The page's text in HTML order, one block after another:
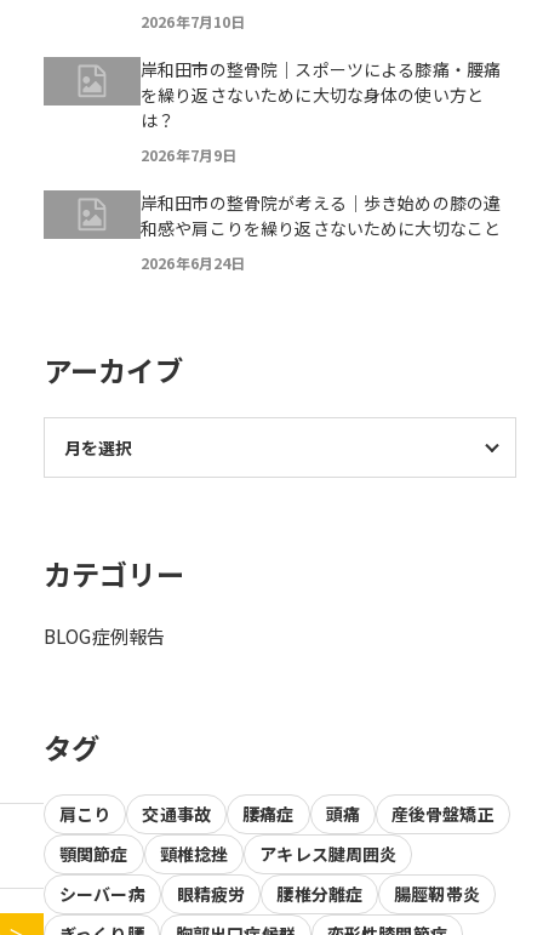
2026年7月10日
岸和田市の整骨院｜スポーツによる膝痛・腰痛
を繰り返さないために大切な身体の使い方と
は？
2026年7月9日
岸和田市の整骨院が考える｜歩き始めの膝の違
和感や肩こりを繰り返さないために大切なこと
2026年6月24日
アーカイブ
カテゴリー
BLOG症例報告
タグ
肩こり 交通事故 腰痛症 頭痛
産後骨盤矯正
顎関節症
頸椎捻挫
アキレス腱周囲炎
シーバー病
眼精疲労 腰椎分離症
腸脛靭帯炎